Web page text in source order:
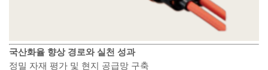
국산화율 향상 경로와 실천 성과
정밀 자재 평가 및 현지 공급망 구축